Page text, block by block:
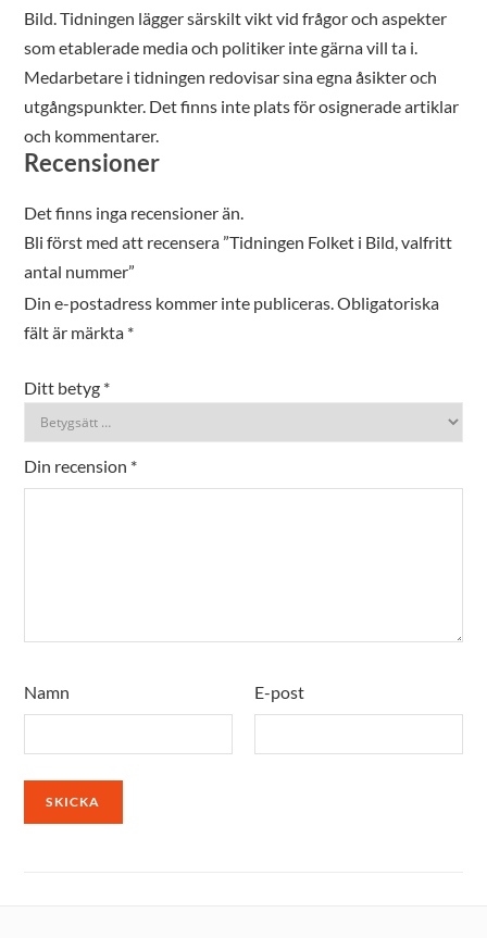
Bild. Tidningen lägger särskilt vikt vid frågor och aspekter
som etablerade media och politiker inte gärna vill ta i.
Medarbetare i tidningen redovisar sina egna åsikter och
utgångspunkter. Det finns inte plats för osignerade artiklar
och kommentarer.
Recensioner
Det finns inga recensioner än.
Bli först med att recensera ”Tidningen Folket i Bild, valfritt
antal nummer”
Din e-postadress kommer inte publiceras.Obligatoriska
fält är märkta *
Ditt betyg *
Din recension *
Namn E-post